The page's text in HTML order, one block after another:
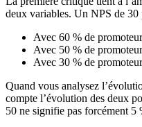
deux variables. Un NPS de 30
Avec 60 % de
Avec 50 % de
Avec 30 % de
Quand vous analysez
compte l’évolution des deux
50 ne signifie pas forcément 5